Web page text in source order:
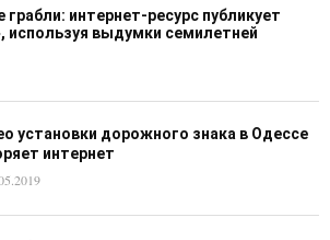
грабли: интернет-ресурс публикует
используя выдумки семилетней
установки дорожного знака в Одессе
интернет